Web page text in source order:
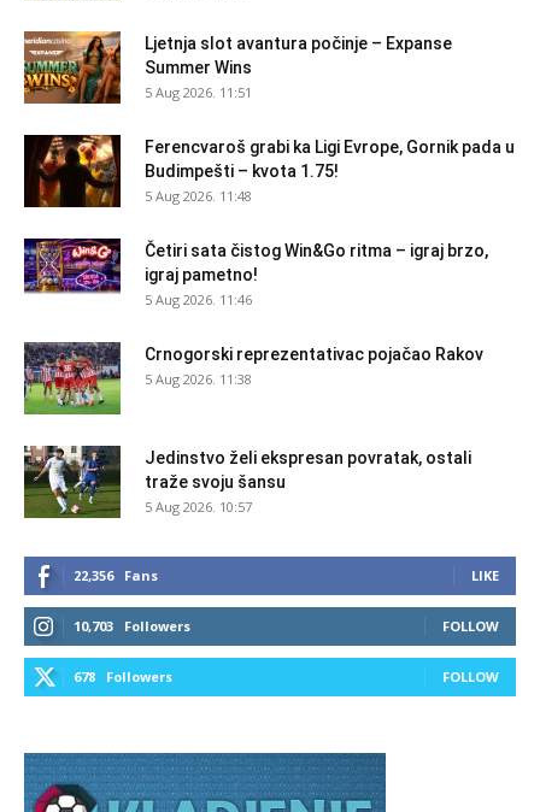
Ljetnja slot avantura počinje – Expanse
Summer Wins
5 Aug 2026. 11:51
Ferencvaroš grabi ka Ligi Evrope, Gornik pada u
Budimpešti – kvota 1.75!
5 Aug 2026. 11:48
Četiri sata čistog Win&Go ritma – igraj brzo,
igraj pametno!
5 Aug 2026. 11:46
Crnogorski reprezentativac pojačao Rakov
5 Aug 2026. 11:38
Jedinstvo želi ekspresan povratak, ostali
traže svoju šansu
5 Aug 2026. 10:57
22,356 Fans LIKE
10,703 Followers FOLLOW
678 Followers FOLLOW